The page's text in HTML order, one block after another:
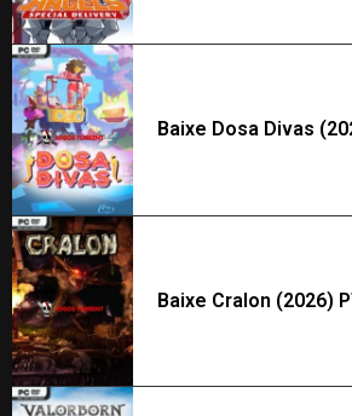
Baixe Dosa Divas
Baixe Cralon (2026)